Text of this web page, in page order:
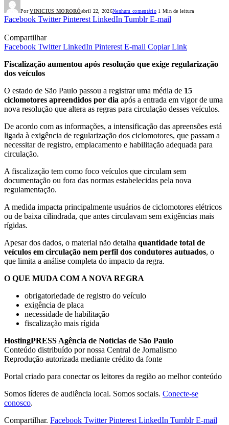
Por VINICIUS MORORÓabril 22, 2026Nenhum comentário 1 Min de leitura
Facebook Twitter Pinterest LinkedIn Tumblr E-mail
Compartilhar
Facebook Twitter LinkedIn Pinterest E-mail Copiar Link
Fiscalização aumentou após resolução que exige regularização
dos veículos
O estado de São Paulo passou a registrar uma média de 15
ciclomotores apreendidos por dia após a entrada em vigor de uma
nova resolução que altera as regras para circulação desses veículos.
De acordo com as informações, a intensificação das apreensões está
ligada à exigência de regularização dos ciclomotores, que passam a
necessitar de registro, emplacamento e habilitação adequada para
circulação.
A fiscalização tem como foco veículos que circulam sem
documentação ou fora das normas estabelecidas pela nova
regulamentação.
A medida impacta principalmente usuários de ciclomotores elétricos
ou de baixa cilindrada, que antes circulavam sem exigências mais
rígidas.
Apesar dos dados, o material não detalha quantidade total de
veículos em circulação nem perfil dos condutores autuados, o
que limita a análise completa do impacto da regra.
O QUE MUDA COM A NOVA REGRA
obrigatoriedade de registro do veículo
exigência de placa
necessidade de habilitação
fiscalização mais rígida
HostingPRESS Agência de Notícias de São Paulo
Conteúdo distribuído por nossa Central de Jornalismo
Reprodução autorizada mediante crédito da fonte
Portal criado para conectar os leitores da região ao melhor conteúdo
Somos líderes de audiência local. Somos sociais. Conecte-se
conosco.
Compartilhar. Facebook Twitter Pinterest LinkedIn Tumblr E-mail